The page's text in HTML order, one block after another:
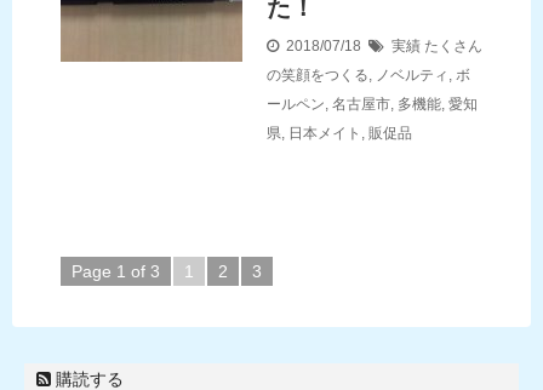
た！
2018/07/18 実績 たくさん
の笑顔をつくる
ノベルティ
ボ
ールペン 名古屋市 多機能 愛知
県
日本メイト 販促品
Page 1 of 3 1 2 3
購読する